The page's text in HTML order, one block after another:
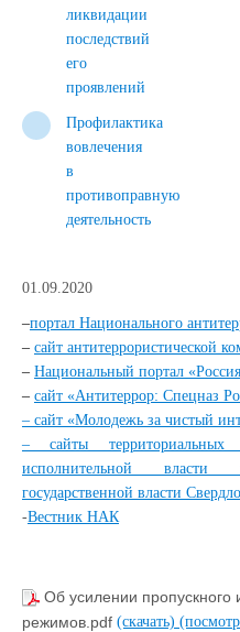
ликвидации
последствий
его
проявлений
Профилактика
вовлечения
в
противоправную
деятельность
01.09.2020
–портал Национального
– сайт антитеррористической
– Национальный портал
– сайт «Антитеррор: Спецназ
– сайт «Молодежь за чистый
– сайты территориальных
исполнительной
государственной власти
-Вестник НАК
Об усилении пропускного
режимов.pdf (скачать)